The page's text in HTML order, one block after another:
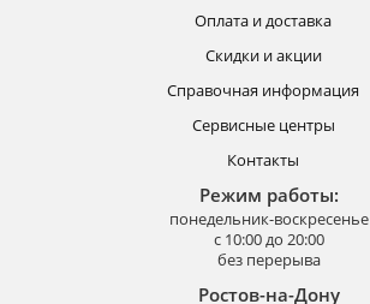
Оплата и доставка
Скидки и акции
Справочная информация
Сервисные центры
Контакты
Режим работы:
понедельник-воскресенье
с 10:00 до 20:00
без перерыва
Ростов-на-Дону